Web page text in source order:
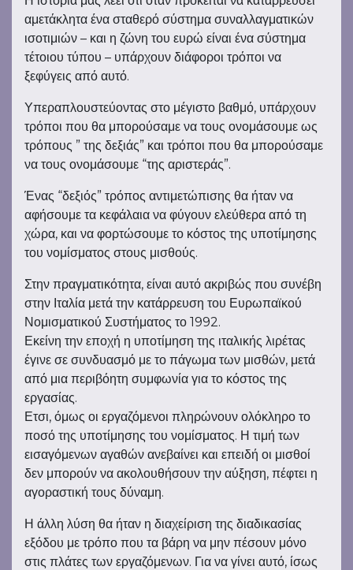
αμετάκλητα ένα σταθερό σύστημα συναλλαγματικών
ισοτιμιών – και η ζώνη του ευρώ είναι ένα σύστημα
τέτοιου τύπου – υπάρχουν διάφοροι τρόποι να
ξεφύγεις από αυτό.
Υπεραπλουστεύοντας στο μέγιστο βαθμό, υπάρχουν
τρόποι που θα μπορούσαμε να τους ονομάσουμε ως
τρόπους ” της δεξιάς” και τρόποι που θα μπορούσαμε
να τους ονομάσουμε “της αριστεράς”.
Ένας “δεξιός” τρόπος αντιμετώπισης θα ήταν να
αφήσουμε τα κεφάλαια να φύγουν ελεύθερα από τη
χώρα, και να φορτώσουμε το κόστος της υποτίμησης
του νομίσματος στους μισθούς.
Στην πραγματικότητα, είναι αυτό ακριβώς που συνέβη
στην Ιταλία μετά την κατάρρευση του Ευρωπαϊκού
Νομισματικού Συστήματος το 1992.
Εκείνη την εποχή η υποτίμηση της ιταλικής λιρέτας
έγινε σε συνδυασμό με το πάγωμα των μισθών, μετά
από μια περιβόητη συμφωνία για το κόστος της
εργασίας.
Ετσι, όμως οι εργαζόμενοι πληρώνουν ολόκληρο το
ποσό της υποτίμησης του νομίσματος. Η τιμή των
εισαγόμενων αγαθών ανεβαίνει και επειδή οι μισθοί
δεν μπορούν να ακολουθήσουν την αύξηση, πέφτει η
αγοραστική τους δύναμη.
Η άλλη λύση θα ήταν η διαχείριση της διαδικασίας
εξόδου με τρόπο που τα βάρη να μην πέσουν μόνο
στις πλάτες των εργαζόμενων. Για να γίνει αυτό, ίσως